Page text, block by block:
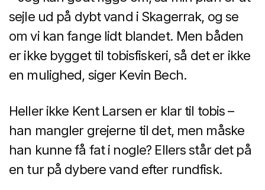
sejle ud på dybt vand i Skagerrak, og se
om vi kan fange lidt blandet. Men båden
er ikke bygget til tobisfiskeri, så det er ikke
en mulighed, siger Kevin Bech.
Heller ikke Kent Larsen er klar til tobis –
han mangler grejerne til det, men måske
han kunne få fat i nogle? Ellers står det på
en tur på dybere vand efter rundfisk.